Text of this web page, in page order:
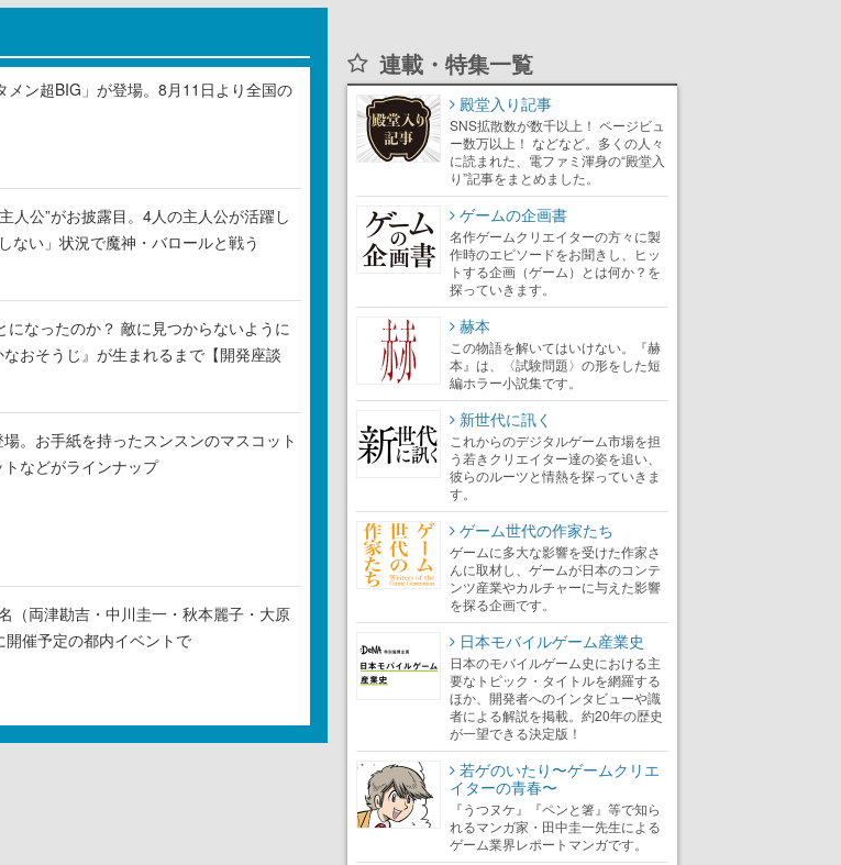
メン超BIG」が登場。8月11日より全国の
人公”がお披露目。4人の主人公が活躍し
ない」状況で魔神・バロールと戦う
になったのか？ 敵に見つからないように
おそうじ』が生まれるまで【開発座談
。お手紙を持ったスンスンのマスコット
などがラインナップ
（両津勘吉・中川圭一・秋本麗子・大原
催予定の都内イベントで
連載・特集一覧
殿堂入り記事
SNS拡散数が数千以上！ ページビュ
ー数万以上！ などなど。多くの人々
に読まれた、電ファミ渾身の“殿堂入
り”記事をまとめました。
ゲームの企画書
名作ゲームクリエイターの方々に製
作時のエピソードをお聞きし、ヒッ
トする企画（ゲーム）とは何か？を
探っていきます。
赫本
この物語を解いてはいけない。『赫
本』は、〈試験問題〉の形をした短
編ホラー小説集です。
新世代に訊く
これからのデジタルゲーム市場を担
う若きクリエイター達の姿を追い、
彼らのルーツと情熱を探っていきま
す。
ゲーム世代の作家たち
ゲームに多大な影響を受けた作家さ
んに取材し、ゲームが日本のコンテ
ンツ産業やカルチャーに与えた影響
を探る企画です。
日本モバイルゲーム産業史
日本のモバイルゲーム史における主
要なトピック・タイトルを網羅する
ほか、開発者へのインタビューや識
者による解説を掲載。約20年の歴史
が一望できる決定版！
若ゲのいたり〜ゲームクリエ
イターの青春〜
『うつヌケ』『ペンと箸』等で知ら
れるマンガ家・田中圭一先生による
ゲーム業界レポートマンガです。